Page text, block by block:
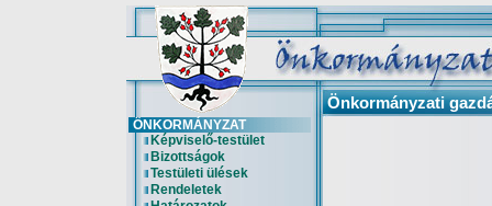
Önkormányzati
ÖNKORMÁNYZAT
Képviselő-testület
Bizottságok
Testületi ülések
Rendeletek